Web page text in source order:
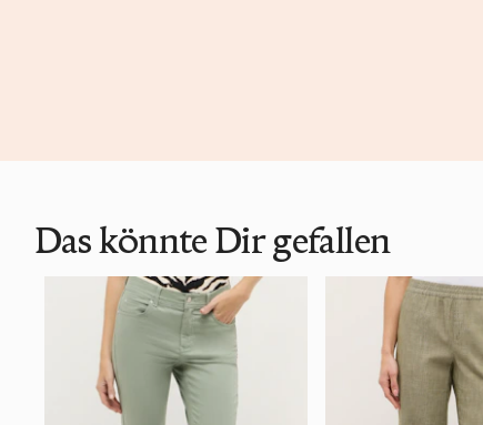
Das könnte Dir gefallen